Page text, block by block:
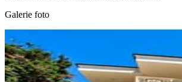
Galerie foto